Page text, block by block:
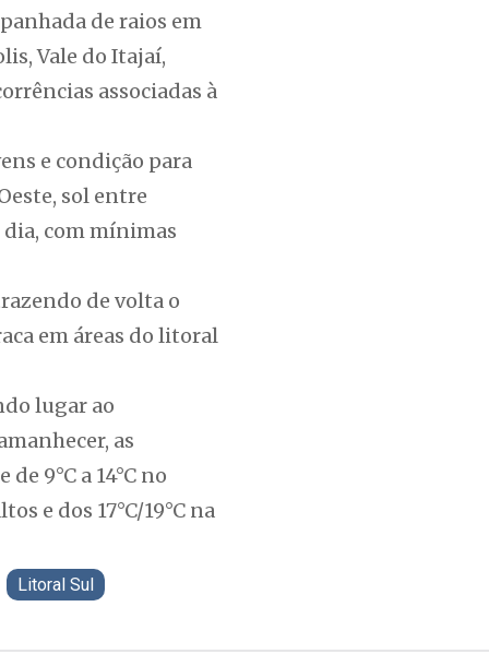
de raios em
Vale do Itajaí,
associadas à
e condição para
sol entre
com mínimas
de volta o
em áreas do litoral
lugar ao
as
9°C a 14°C no
e dos 17°C/19°C na
Litoral Sul